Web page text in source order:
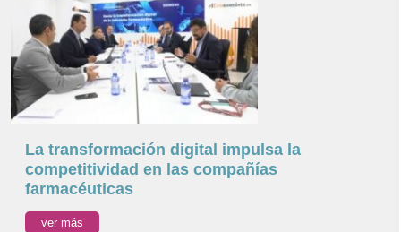
La transformación digital impulsa la
competitividad en las compañías
farmacéuticas
ver más